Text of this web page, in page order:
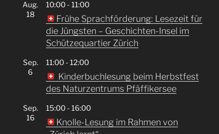
Aug.
18
10:00 - 11:00
Frühe Sprachförderung: Lesezeit für
die Jüngsten – Geschichten-Insel im
Schützequartier Zürich
Sep.
6
11:00 - 12:00
Kinderbuchlesung beim Herbstfest
des Naturzentrums Pfäffikersee
Sep.
16
15:00 - 16:00
Knolle-Lesung im Rahmen von